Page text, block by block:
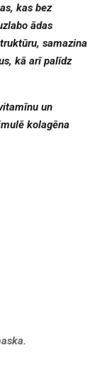
kas bez
ādas
samazina
kā arī palīdz
un
kolagēna